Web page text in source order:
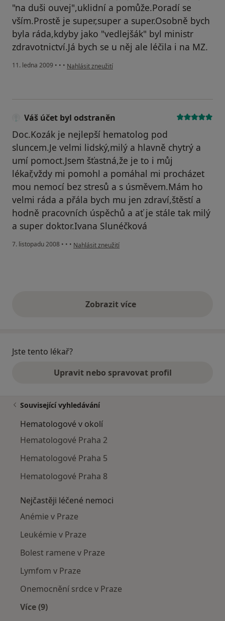
"na duši ouvej",uklidní a pomůže.Poradí se
vším.Prostě je super,super a super.Osobně bych
byla ráda,kdyby jako "vedlejšák" byl ministr
zdravotnictví.Já bych se u něj ale léčila i na MZ.
11. ledna 2009 • • • podle názoru uživatele Ivana Slunéčková
Nahlásit zneužití
Váš účet byl odstraněn
Doc.Kozák je nejlepší hematolog pod
sluncem.Je velmi lidský,milý a hlavně chytrý a
umí pomoct.Jsem šťastná,že je to i můj
lékař,vždy mi pomohl a pomáhal mi procházet
mou nemocí bez stresů a s úsměvem.Mám ho
velmi ráda a přála bych mu jen zdraví,štěstí a
hodně pracovních úspěchů a ať je stále tak milý
a super doktor.Ivana Slunéčková
7. listopadu 2008 • • • podle názoru uživatele Váš účet byl odstraněn
Nahlásit zneužití
Zobrazit vícevýše uvedené názory
Jste tento lékař?
Upravit nebo spravovat profil
Související vyhledávání
Hematologové v okolí
Hematologové Praha 2
Hematologové Praha 5
Hematologové Praha 8
Nejčastěji léčené nemoci
Anémie v Praze
Leukémie v Praze
Bolest ramene v Praze
Lymfom v Praze
Onemocnění srdce v Praze
Více (9)